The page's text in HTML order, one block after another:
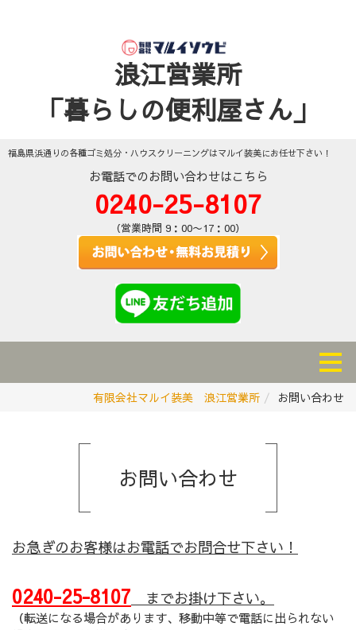
浪江営業所
「暮らしの便利屋さん」
福島県浜通りの各種ゴミ処分・ハウスクリーニングはマルイ装美にお任せ下さい！
お電話でのお問い合わせはこちら
0240-25-8107
（営業時間 9：00〜17：00）
有限会社マルイ装美 浪江営業所 お問い合わせ
お問い合わせ
お急ぎのお客様はお電話でお問合せ下さい！
0240-25-8107 までお掛け下さい。
（転送になる場合があります、移動中等で電話に出られない